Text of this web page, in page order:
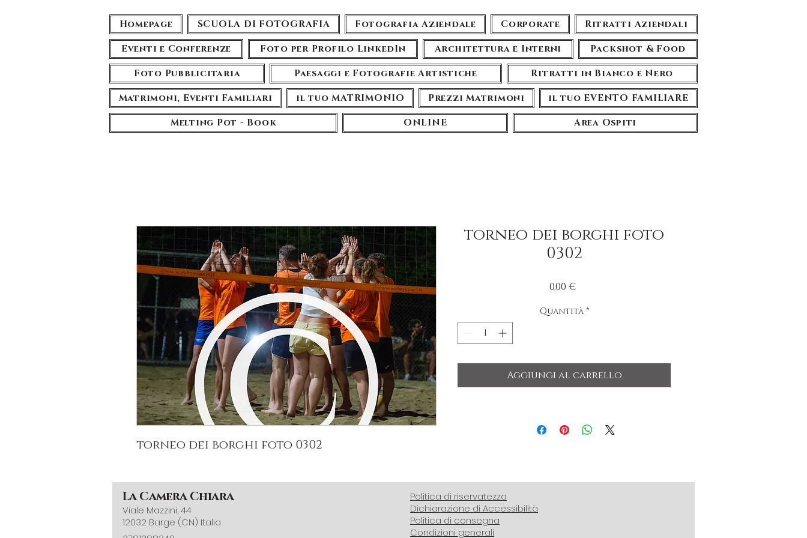
Homepage SCUOLA DI FOTOGRAFIA Fotografia Aziendale Corporate
Ritratti Aziendali
Eventi e Conferenze
Foto per Profilo LinkedIn Architettura e Interni
Packshot & Food
Foto Pubblicitaria
Paesaggi e Fotografie Artistiche
Ritratti in Bianco e Nero
Matrimoni, Eventi Familiari
il tuo MATRIMONIO Prezzi Matrimoni
il tuo EVENTO FAMILIARE
Melting Pot - Book
ONLINE Area Ospiti
torneo dei borghi foto 0302
torneo dei borghi foto
0302
0,00 €Prezzo
Quantità *
Aggiungi al carrello
La Camera Chiara
Viale Mazzini, 44
12032 Barge (CN) Italia
Politica di riservatezza
Dichiarazione di Accessibilità
Politica di consegna
Condizioni generali